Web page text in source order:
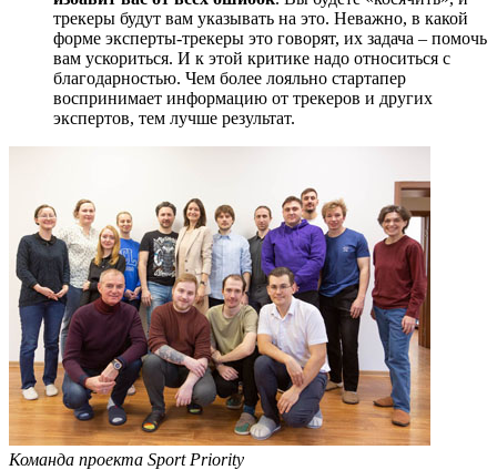
трекеры будут вам указывать на это. Неважно, в какой
форме эксперты-трекеры это говорят, их задача – помочь
вам ускориться. И к этой критике надо относиться с
благодарностью. Чем более лояльно стартапер
воспринимает информацию от трекеров и других
экспертов, тем лучше результат.
Команда проекта Sport Priority